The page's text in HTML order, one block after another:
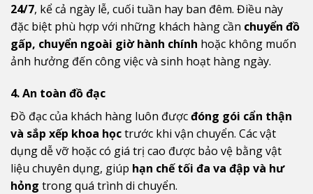
24/7, kể cả ngày lễ, cuối tuần hay ban đêm. Điều này
đặc biệt phù hợp với những khách hàng cần chuyển đồ
gấp, chuyển ngoài giờ hành chính hoặc không muốn
ảnh hưởng đến công việc và sinh hoạt hàng ngày.
4. An toàn đồ đạc
Đồ đạc của khách hàng luôn đượcđóng gói cẩn thận
và sắp xếp khoa họctrước khi vận chuyển. Các vật
dụng dễ vỡ hoặc có giá trị cao được bảo vệ bằng vật
liệu chuyên dụng, giúp hạn chế tối đa va đập và hư
hỏng trong quá trình di chuyển.